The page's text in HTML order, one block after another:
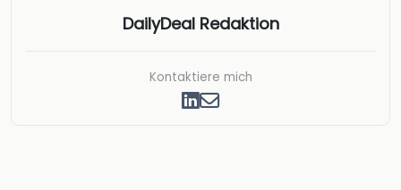
DailyDeal Redaktion
Kontaktiere mich